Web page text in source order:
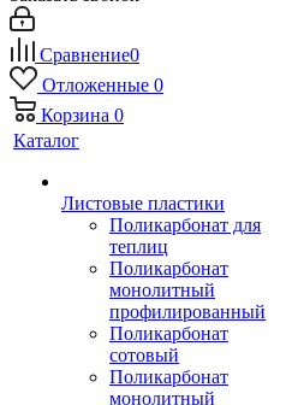
Сравнение0
Отложенные 0
Корзина 0
Каталог
Листовые пластики
Поликарбонат для
теплиц
Поликарбонат
монолитный
профилированный
Поликарбонат
сотовый
Поликарбонат
монолитный